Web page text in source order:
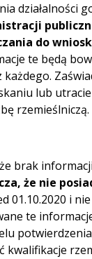
do
te będą
lub
rzemieślniczą.
brak
że nie
01.10.2020 i
te
kwalifikacje